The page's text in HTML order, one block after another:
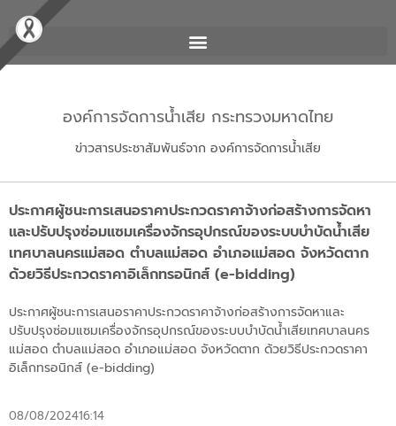
องค์การจัดการน้ำเสีย กระทรวงมหาดไทย
ข่าวสารประชาสัมพันธ์จาก องค์การจัดการน้ำเสีย
ประกาศผู้ชนะการเสนอราคาประกวดราคาจ้างก่อสร้างการจัดหา
และปรับปรุงซ่อมแซมเครื่องจักรอุปกรณ์ของระบบบำบัดน้ำเสีย
เทศบาลนครแม่สอด ตำบลแม่สอด อำเภอแม่สอด จังหวัดตาก
ด้วยวิธีประกวดราคาอิเล็กทรอนิกส์ (e-bidding)
ประกาศผู้ชนะการเสนอราคาประกวดราคาจ้างก่อสร้างการจัดหาและ
ปรับปรุงซ่อมแซมเครื่องจักรอุปกรณ์ของระบบบำบัดน้ำเสียเทศบาลนคร
แม่สอด ตำบลแม่สอด อำเภอแม่สอด จังหวัดตาก ด้วยวิธีประกวดราคา
อิเล็กทรอนิกส์ (e-bidding)
08/08/202416:14